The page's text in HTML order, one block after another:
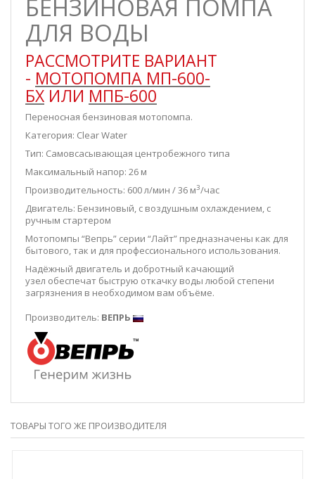
БЕНЗИНОВАЯ ПОМПА
ДЛЯ ВОДЫ
РАССМОТРИТЕ ВАРИАНТ
- МОТОПОМПА МП-600-
БХ ИЛИ МПБ-600
Переносная бензиновая мотопомпа.
Категория: Clear Water
Тип: Самовсасывающая центробежного типа
Максимальный напор: 26 м
Производительность: 600 л/мин / 36 м3/час
Двигатель: Бензиновый, с воздушным охлаждением, с
ручным стартером
Мотопомпы “Вепрь” серии “Лайт” предназначены как для
бытового, так и для профессионального использования.
Надёжный двигатель и добротный качающий
узел обеспечат быструю откачку воды любой степени
загрязнения в необходимом вам объёме.
Производитель: ВЕПРЬ
ТОВАРЫ ТОГО ЖЕ ПРОИЗВОДИТЕЛЯ